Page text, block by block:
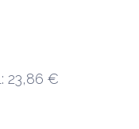
23,86 €